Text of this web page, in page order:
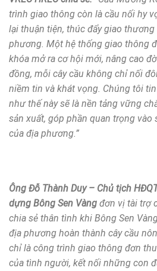
trình giao thông còn là cầu nối hy
lại thuận tiện, thúc đẩy giao
phương. Một hệ thống giao thông
khóa mở ra cơ hội mới, nâng cao
đồng, mỗi cây cầu không chỉ nối
niềm tin và khát vọng. Chúng tôi
như thế này sẽ là nền tảng vững
sản xuất, góp phần quan trọng
của địa phương.”
Ông Đỗ Thành Duy – Chủ tịch
dựng Bông Sen Vàng đơn vị tài trợ
chia sẻ thân tình khi Bông Sen
địa phương hoàn thành cây cầu
chỉ là công trình giao thông đơn
của tình người, kết nối những con